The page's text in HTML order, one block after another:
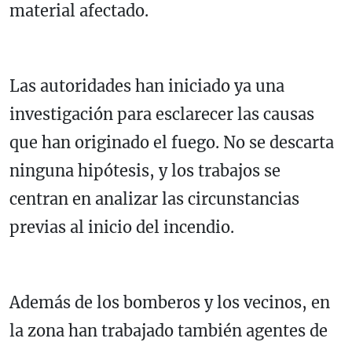
material afectado.
Las autoridades han iniciado ya una
investigación para esclarecer las causas
que han originado el fuego. No se descarta
ninguna hipótesis, y los trabajos se
centran en analizar las circunstancias
previas al inicio del incendio.
Además de los bomberos y los vecinos, en
la zona han trabajado también agentes de